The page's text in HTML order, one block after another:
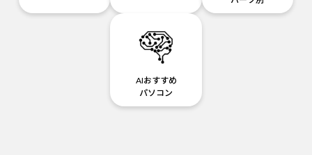
AIおすすめ
パソコン